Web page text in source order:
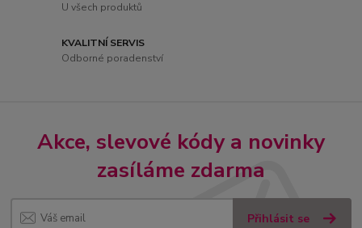
U všech produktů
KVALITNÍ SERVIS
Odborné poradenství
Akce, slevové kódy a novinky
zasíláme zdarma
Přihlásit se